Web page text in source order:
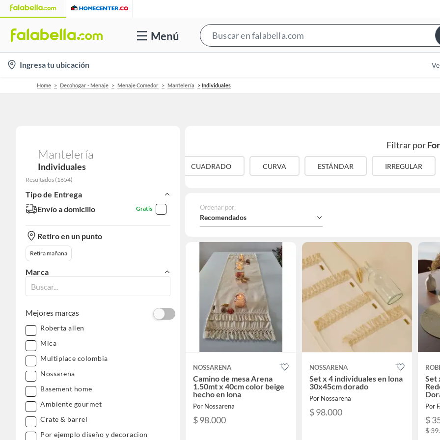
Menú
Bar
location-
icon
Ingresa tu ubicación
Home Decohogar - Menaje Menaje Comedor Mantelería Individuales
Mantelería
Individuales
Resultados (1654)
Tipo de Entrega
Envío a domicilio
Gratis
Retiro en un punto
Retira mañana
Marca
Mejores marcas
Roberta allen
Mica
Multiplace colombia
Nossarena
Basement home
Ambiente gourmet
Crate & barrel
Por ejemplo diseño y decoracion
Filtrar por
CUADRADO CURVA ESTÁNDAR IRREGULAR
Ordenar por:
Recomendados
NOSSARENA
Camino de mesa Arena
1.50mt x 40cm color beige
hecho en lona
Por Nossarena
$ 98.000
NOSSARENA
Set x 4 individuales en lona
30x45cm dorado
Por Nossarena
$ 98.000
Set
Por
$
$